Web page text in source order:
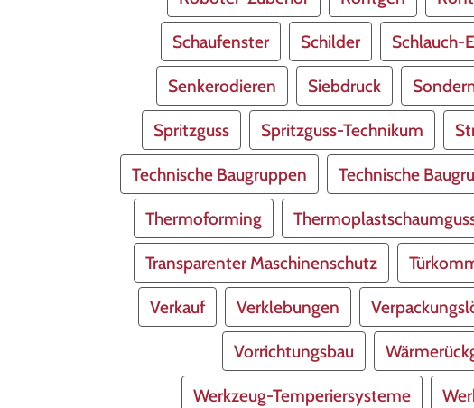
Schaufenster Schilder Schlauch-
Senkerodieren Siebdruck
Spritzguss Spritzguss-Technikum
Technische Baugruppen Technische
Thermoforming
Transparenter Maschinenschutz
Verkauf Verklebungen
Vorrichtungsbau
Werkzeug-Temperiersysteme